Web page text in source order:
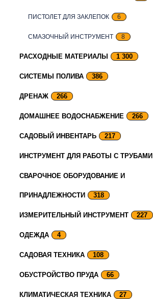
ПИСТОЛЕТ ДЛЯ ЗАКЛЕПОК 6
СМАЗОЧНЫЙ ИНСТРУМЕНТ 8
РАСХОДНЫЕ МАТЕРИАЛЫ 1 300
СИСТЕМЫ ПОЛИВА 386
ДРЕНАЖ 266
ДОМАШНЕЕ ВОДОСНАБЖЕНИЕ 266
САДОВЫЙ ИНВЕНТАРЬ 217
ИНСТРУМЕНТ ДЛЯ РАБОТЫ С ТРУБАМИ
СВАРОЧНОЕ ОБОРУДОВАНИЕ И
ПРИНАДЛЕЖНОСТИ 318
ИЗМЕРИТЕЛЬНЫЙ ИНСТРУМЕНТ 227
ОДЕЖДА 4
САДОВАЯ ТЕХНИКА 108
ОБУСТРОЙСТВО ПРУДА 66
КЛИМАТИЧЕСКАЯ ТЕХНИКА 27